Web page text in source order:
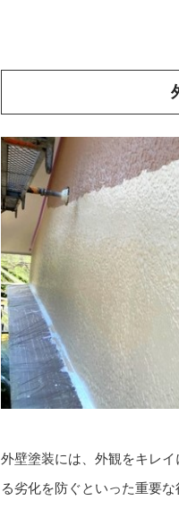
外壁塗装には、外観をキレ
る劣化を防ぐといった重要